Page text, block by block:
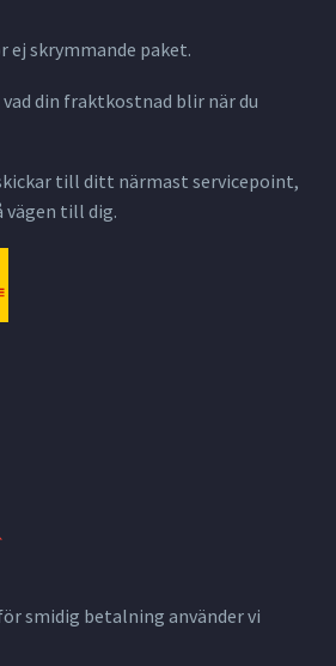
ej skrymmande paket.
vad din fraktkostnad blir när du
till ditt närmast servicepoint,
vägen till dig.
smidig betalning använder vi